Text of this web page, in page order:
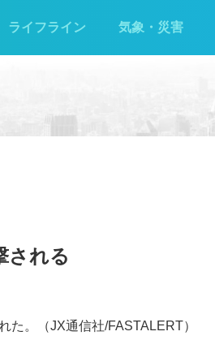
ライフライン 気象・災害
される
た。（JX通信社/FASTALERT）